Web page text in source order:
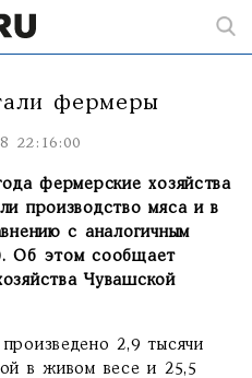
фермеры
22:16:00
фермерские хозяйства
производство мяса и в
с аналогичным
Об этом сообщает
Чувашской
2,9 тысячи
в живом весе и 25,5